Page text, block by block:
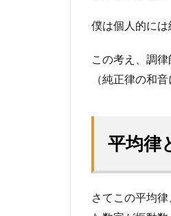
僕は個人的には
この考え、調
（純正律の和
平均律
さてこの平均